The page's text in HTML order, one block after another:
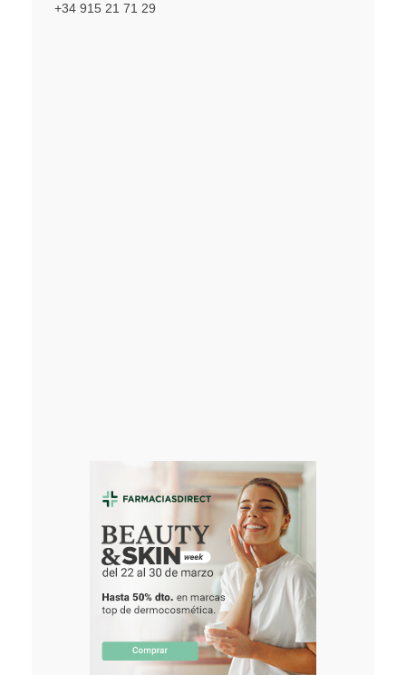
+34 915 21 71 29